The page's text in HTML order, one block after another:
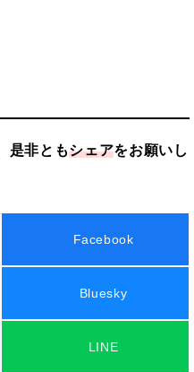
是非ともシェアをお願いし
Facebook
Bluesky
LINE